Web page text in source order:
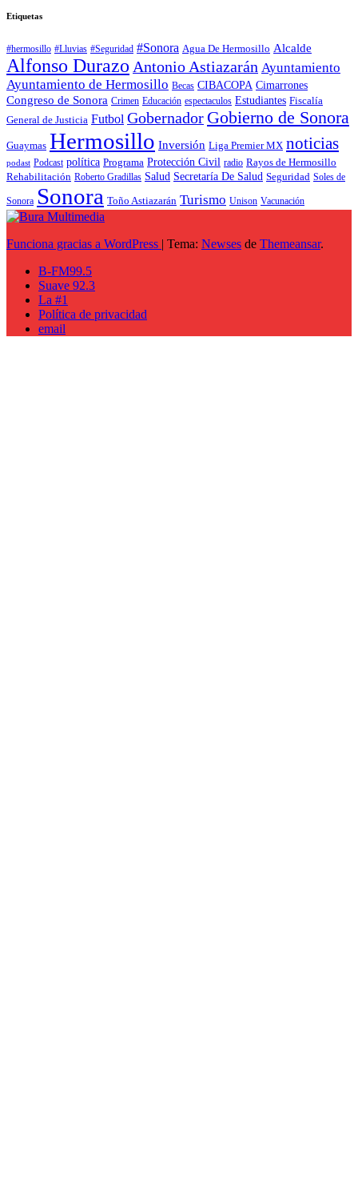
Etiquetas
#hermosillo #Lluvias #Seguridad #Sonora Agua De Hermosillo Alcalde
Alfonso Durazo Antonio Astiazarán Ayuntamiento
Ayuntamiento de Hermosillo Becas CIBACOPA Cimarrones
Congreso de Sonora Crimen Educación espectaculos Estudiantes Fiscalía
General de Justicia Futbol Gobernador Gobierno de Sonora
Guaymas Hermosillo Inversión Liga Premier MX noticias
podast Podcast política Programa Protección Civil radio Rayos de Hermosillo
Rehabilitación Roberto Gradillas Salud Secretaría De Salud Seguridad Soles de
Sonora Sonora Toño Astiazarán Turismo Unison Vacunación
Funciona gracias a WordPress | Tema: Newses de Themeansar.
B-FM99.5
Suave 92.3
La #1
Política de privacidad
email